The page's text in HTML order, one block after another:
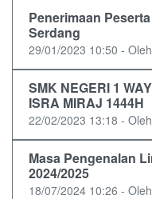
Penerimaan
Serdang
29/01/2023 10:50 -
SMK NEGERI 1
ISRA MIRAJ 1444H
22/02/2023 13:18 -
Masa Pengenalan
2024/2025
18/07/2024 10:26 -